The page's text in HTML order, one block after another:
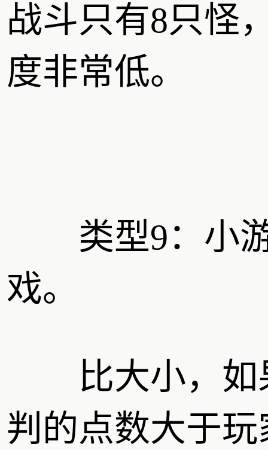
战斗只有8只怪
度非常低。
类型9：小
戏。
比大小，如
判的点数大于玩